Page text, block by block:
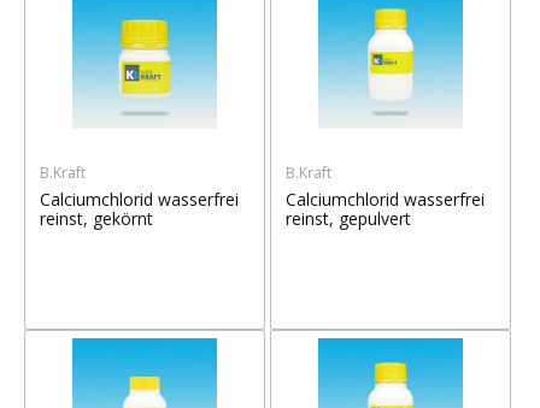
B.Kraft
Calciumchlorid wasserfrei
reinst, gekörnt
B.Kraft
Calciumchlorid wasserfrei
reinst, gepulvert